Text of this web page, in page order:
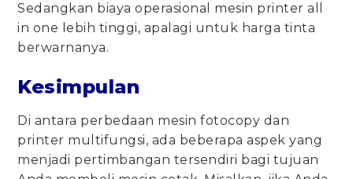
Sedangkan biaya operasional mesin printer all
in one lebih tinggi, apalagi untuk harga tinta
berwarnanya.
Kesimpulan
Di antara perbedaan mesin fotocopy dan
printer multifungsi, ada beberapa aspek yang
menjadi pertimbangan tersendiri bagi tujuan